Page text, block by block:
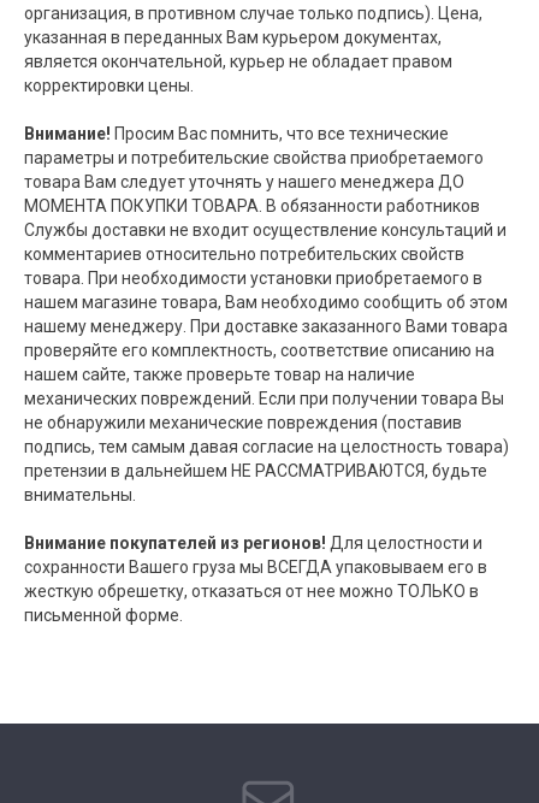
организация, в противном случае только подпись). Цена,
указанная в переданных Вам курьером документах,
является окончательной, курьер не обладает правом
корректировки цены.
Внимание! Просим Вас помнить, что все технические
параметры и потребительские свойства приобретаемого
товара Вам следует уточнять у нашего менеджера ДО
МОМЕНТА ПОКУПКИ ТОВАРА. В обязанности работников
Службы доставки не входит осуществление консультаций и
комментариев относительно потребительских свойств
товара. При необходимости установки приобретаемого в
нашем магазине товара, Вам необходимо сообщить об этом
нашему менеджеру. При доставке заказанного Вами товара
проверяйте его комплектность, соответствие описанию на
нашем сайте, также проверьте товар на наличие
механических повреждений. Если при получении товара Вы
не обнаружили механические повреждения (поставив
подпись, тем самым давая согласие на целостность товара)
претензии в дальнейшем НЕ РАССМАТРИВАЮТСЯ, будьте
внимательны.
Внимание покупателей из регионов! Для целостности и
сохранности Вашего груза мы ВСЕГДА упаковываем его в
жесткую обрешетку, отказаться от нее можно ТОЛЬКО в
письменной форме.